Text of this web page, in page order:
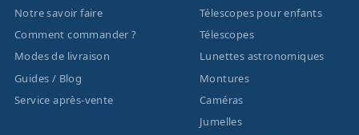
Notre savoir faire
Comment commander ?
Modes de livraison
Guides / Blog
Service après-vente
Télescopes pour enfants
Télescopes
Lunettes astronomiques
Montures
Caméras
Jumelles